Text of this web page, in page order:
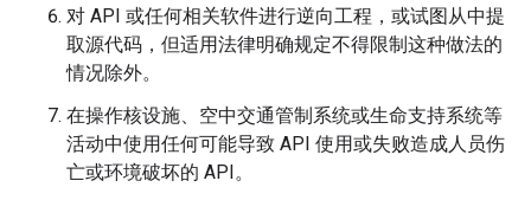
对 API 或任何相关软件进行逆向工程，或试图从中提
取源代码，但适用法律明确规定不得限制这种做法的
情况除外。
在操作核设施、空中交通管制系统或生命支持系统等
活动中使用任何可能导致 API 使用或失败造成人员伤
亡或环境破坏的 API。